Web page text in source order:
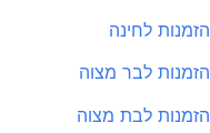
לחינה
לבר מצוה
לבת מצוה